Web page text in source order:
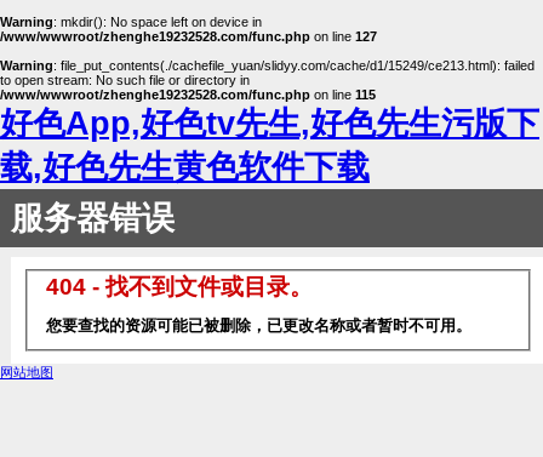
Warning: mkdir(): No space left on device in
/www/wwwroot/zhenghe19232528.com/func.php on line 127
Warning: file_put_contents(./cachefile_yuan/slidyy.com/cache/d1/15249/ce213.html): failed
to open stream: No such file or directory in
/www/wwwroot/zhenghe19232528.com/func.php on line 115
好色App,好色tv先生,好色先生污版下
载,好色先生黄色软件下载
服务器错误
404 - 找不到文件或目录。
您要查找的资源可能已被删除，已更改名称或者暂时不可用。
网站地图